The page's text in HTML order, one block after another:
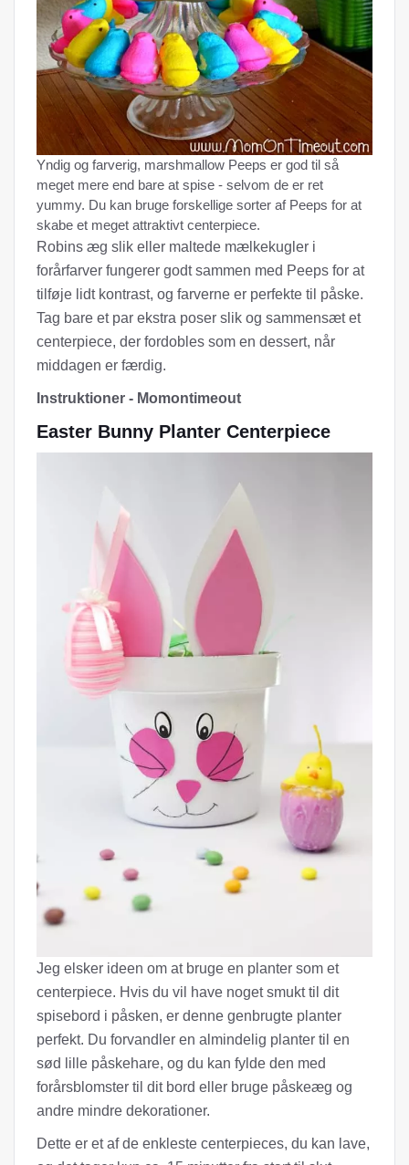
Yndig og farverig, marshmallow Peeps er god til så
meget mere end bare at spise - selvom de er ret
yummy. Du kan bruge forskellige sorter af Peeps for at
skabe et meget attraktivt centerpiece.
Robins æg slik eller maltede mælkekugler i
forårfarver fungerer godt sammen med Peeps for at
tilføje lidt kontrast, og farverne er perfekte til påske.
Tag bare et par ekstra poser slik og sammensæt et
centerpiece, der fordobles som en dessert, når
middagen er færdig.
Instruktioner - Momontimeout
Easter Bunny Planter Centerpiece
Jeg elsker ideen om at bruge en planter som et
centerpiece. Hvis du vil have noget smukt til dit
spisebord i påsken, er denne genbrugte planter
perfekt. Du forvandler en almindelig planter til en
sød lille påskehare, og du kan fylde den med
forårsblomster til dit bord eller bruge påskeæg og
andre mindre dekorationer.
Dette er et af de enkleste centerpieces, du kan lave,